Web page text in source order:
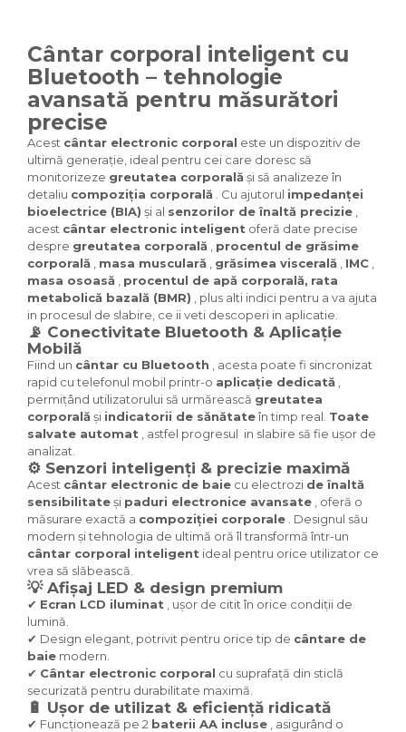
Cântar corporal inteligent cu
Bluetooth – tehnologie
avansată pentru măsurători
precise
Acest cântar electronic corporal este un dispozitiv de
ultimă generație, ideal pentru cei care doresc să
monitorizeze greutatea corporală și să analizeze în
detaliu compoziția corporală . Cu ajutorul impedanței
bioelectrice (BIA) și al senzorilor de înaltă precizie
acest cântar electronic inteligent oferă date precise
despre greutatea corporală
procentul de grăsime
corporală
masa musculară grăsimea viscerală IMC
masa osoasă
procentul de apă corporală, rata
metabolică bazală (BMR) , plus alti indici pentru a va ajuta
in procesul de slabire, ce ii veti descoperi in aplicatie.
📡 Conectivitate Bluetooth & Aplicație
Mobilă
Fiind un cântar cu Bluetooth , acesta poate fi sincronizat
rapid cu telefonul mobil printr-o aplicație dedicată
permițând utilizatorului să urmărească greutatea
corporală și indicatorii de sănătateîn timp real. Toate
salvate automat , astfel progresul in slabire să fie ușor de
analizat.
⚙️ Senzori inteligenți & precizie maximă
Acest cântar electronic de baie cu electrozi de înaltă
sensibilitateși paduri electronice avansate , oferă o
măsurare exactă a compoziției corporale . Designul său
modern și tehnologia de ultimă oră îl transformă într-un
cântar corporal inteligent ideal pentru orice utilizator ce
vrea să slăbească.
💡 Afișaj LED & design premium
✔ Ecran LCD iluminat , ușor de citit în orice condiții de
lumină.
✔ Design elegant, potrivit pentru orice tip de cântare de
baie modern.
✔ Cântar electronic corporal cu suprafață din sticlă
securizată pentru durabilitate maximă.
🔋 Ușor de utilizat & eficiență ridicată
✔ Funcționează pe 2 baterii AA incluse , asigurând o